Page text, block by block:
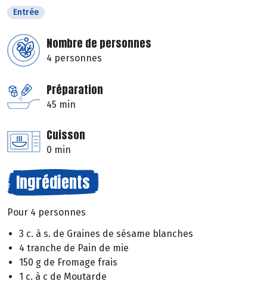
Entrée
Nombre de personnes
4 personnes
Préparation
45 min
Cuisson
0 min
Ingrédients
Pour 4 personnes
3 c. à s. de Graines de sésame blanches
4 tranche de Pain de mie
150 g de Fromage frais
1 c. à c de Moutarde